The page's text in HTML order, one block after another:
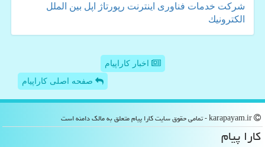
شركت خدمات فناوری اینترنت رپورتاژ اپل بین الملل
الكترونیك
اخبار کاراپیام
صفحه اصلی کاراپیام
كارا پیام